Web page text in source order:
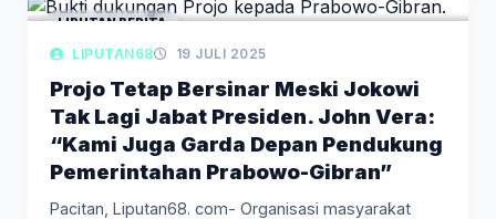
LIPUTAN BERITA
LIPUTAN68 19 JULI 2025
Projo Tetap Bersinar Meski Jokowi
Tak Lagi Jabat Presiden. John Vera:
“Kami Juga Garda Depan Pendukung
Pemerintahan Prabowo-Gibran”
Pacitan, Liputan68. com- Organisasi masyarakat